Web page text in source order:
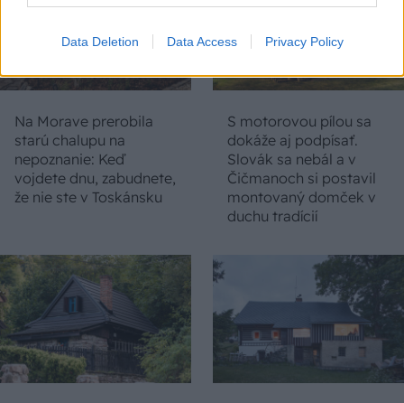
Data Deletion Data Access Privacy Policy
Na Morave prerobila
starú chalupu na
nepoznanie: Keď
vojdete dnu, zabudnete,
že nie ste v Toskánsku
S motorovou pílou sa
dokáže aj podpísať.
Slovák sa nebál a v
Čičmanoch si postavil
montovaný domček v
duchu tradícií